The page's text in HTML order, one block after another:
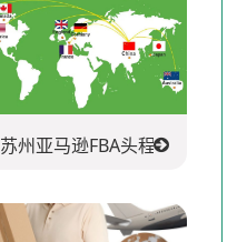
苏州亚马逊FBA头程派送公司